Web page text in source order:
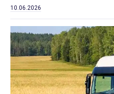
10.06.2026